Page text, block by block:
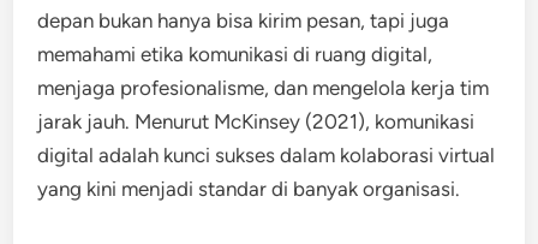
depan bukan hanya bisa kirim pesan, tapi juga
memahami etika komunikasi di ruang digital,
menjaga profesionalisme, dan mengelola kerja tim
jarak jauh. Menurut McKinsey (2021), komunikasi
digital adalah kunci sukses dalam kolaborasi virtual
yang kini menjadi standar di banyak organisasi.